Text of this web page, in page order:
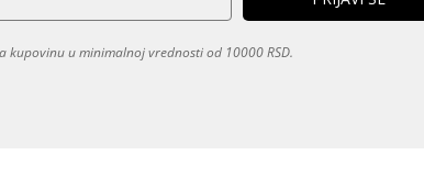
kupovinu u minimalnoj vrednosti od 10000 RSD.